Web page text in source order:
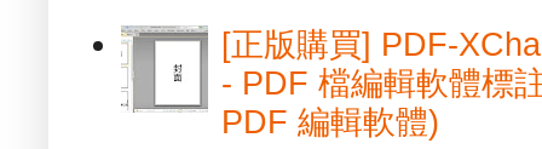
[正版購買] PDF-
- PDF 檔編輯軟體標
PDF 編輯軟體)